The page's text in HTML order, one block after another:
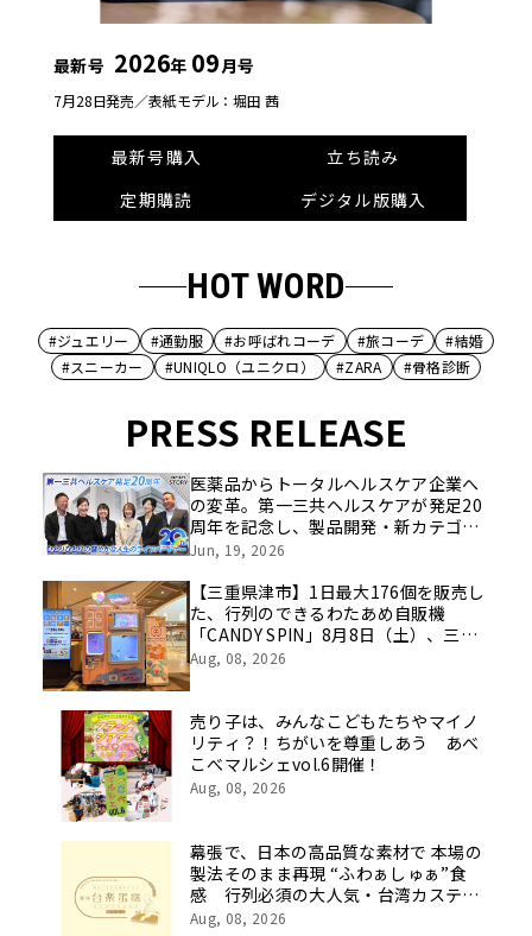
最新号 2026年 09月号
7月28日発売／表紙モデル：堀田 茜
最新号購入
立ち読み
定期購読
デジタル版購入
HOT WORD
#ジュエリー #通勤服 #お呼ばれコーデ #旅コーデ
#結婚
#スニーカー
#UNIQLO（ユニクロ） #ZARA #骨格診断
PRESS RELEASE
医薬品からトータルヘルスケア企業へ
の変革。第一三共ヘルスケアが発足20
周年を記念し、製品開発・新カテゴリ
挑戦の舞台や旧社統合時のエピソード
像を公開！
Jun, 19, 2026
【三重県津市】1日最大176個を販売し
た、行列のできるわたあめ自販機
「CANDY SPIN」8月8日（土）、三重
県津市のイオンモール津南に設置。
Aug, 08, 2026
売り子は、みんなこどもたちやマイノ
リティ？！ちがいを尊重しあう あべ
こべマルシェvol.6開催！
Aug, 08, 2026
幕張で、日本の高品質な素材で 本場の
製法そのまま再現 “ふわぁしゅぁ”食
感 行列必須の大人気・台湾カステラ
が買える！
Aug, 08, 2026